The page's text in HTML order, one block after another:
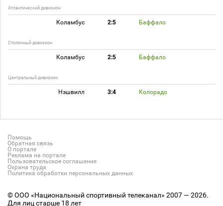
Атлантический дивизион
Коламбус 2:5 Баффало
Столичный дивизион
Коламбус 2:5 Баффало
Центральный дивизион
Нэшвилл 3:4 Колорадо
Помощь
Обратная связь
О портале
Реклама на портале
Пользовательское соглашение
Охрана труда
Политика обработки персональных данных
© ООО «Национальный спортивный телеканал» 2007 — 2026.
Для лиц старше 18 лет